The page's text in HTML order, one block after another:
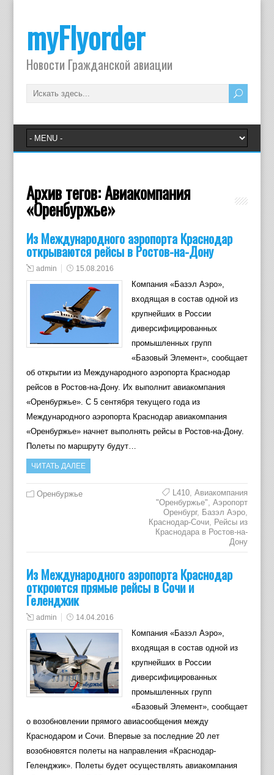
myFlyorder
Новости Гражданской авиации
Архив тегов:Авиакомпания
«Оренбуржье»
Из Международного аэропорта Краснодар
открываются рейсы в Ростов-на-Дону
admin 15.08.2016
Компания «Базэл Аэро»,
входящая в состав одной из
крупнейших в России
диверсифицированных
промышленных групп
«Базовый Элемент», сообщает
об открытии из Международного аэропорта Краснодар
рейсов в Ростов-на-Дону. Их выполнит авиакомпания
«Оренбуржье». С 5 сентября текущего года из
Международного аэропорта Краснодар авиакомпания
«Оренбуржье» начнет выполнять рейсы в Ростов-на-Дону.
Полеты по маршруту будут…
ЧИТАТЬ ДАЛЕЕ
Оренбуржье L410,Авиакомпания
"Оренбуржье",Аэропорт
Оренбург, Базэл Аэро,
Краснодар-Сочи, Рейсы из
Краснодара в Ростов-на-
Дону
Из Международного аэропорта Краснодар
откроются прямые рейсы в Сочи и
Геленджик
admin 14.04.2016
Компания «Базэл Аэро»,
входящая в состав одной из
крупнейших в России
диверсифицированных
промышленных групп
«Базовый Элемент», сообщает
о возобновлении прямого авиасообщения между
Краснодаром и Сочи. Впервые за последние 20 лет
возобновятся полеты на направления «Краснодар-
Геленджик». Полеты будет осуществлять авиакомпания